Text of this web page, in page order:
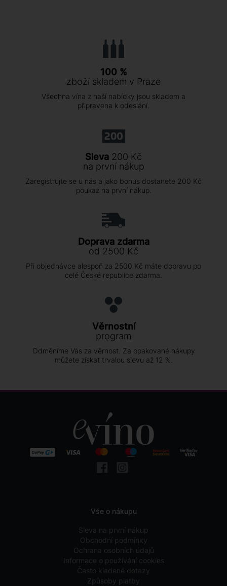
100 %
zboží skladem v Praze
Všechna vína z naší nabídky jsou skladem a
připravena k odeslání.
Sleva 200 Kč
na první nákup
Zaregistrujte se u nás a jako bonus dostanete 200 Kč
poukaz na první nákup.
Doprava zdarma
od 2500 Kč
Při objednávce alespoň za 2500 Kč máte dopravu po
celé České republice zdarma.
Věrnostní
program
Odměníme Vás za věrnost. Za opakované nákupy
můžete získat trvalou slevu až 12 %.
Vše o nákupu
Sleva na první nákup
Obchodní podmínky
Ochrana osobních údajů
Informace o používání cookies
Často kladené dotazy
Způsoby platby